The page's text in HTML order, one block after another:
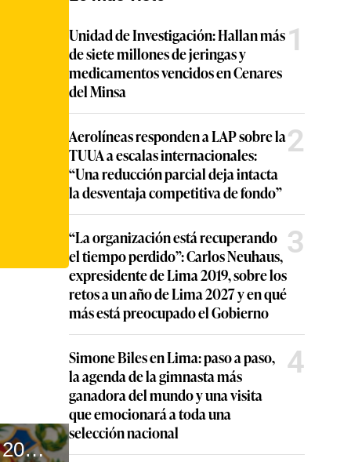
El Congreso abraza a Dina y se queda con ella hasta el 2026. #VideosEC
Unidad de Investigación: Hallan más
de siete millones de jeringas y
medicamentos vencidos en Cenares
del Minsa
1
Aerolíneas responden a LAP sobre la
TUUA a escalas internacionales:
“Una reducción parcial deja intacta
la desventaja competitiva de fondo”
2
“La organización está recuperando
el tiempo perdido”: Carlos Neuhaus,
expresidente de Lima 2019, sobre los
retos a un año de Lima 2027 y en qué
más está preocupado el Gobierno
3
Simone Biles en Lima: paso a paso,
la agenda de la gimnasta más
ganadora del mundo y una visita
que emocionará a toda una
selección nacional
4